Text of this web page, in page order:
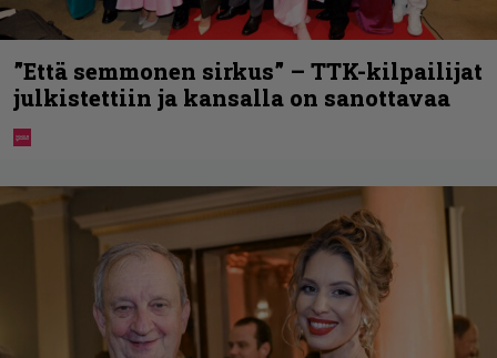
”Että semmonen sirkus” – TTK-kilpailijat
julkistettiin ja kansalla on sanottavaa